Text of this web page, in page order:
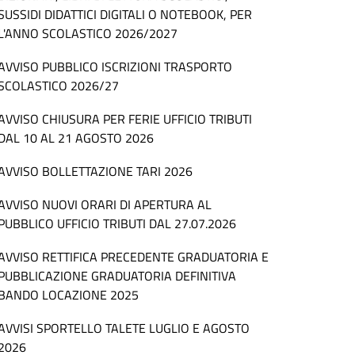
DIDATTICI DIGITALI O NOTEBOOK, PER
SCOLASTICO 2026/2027
PUBBLICO ISCRIZIONI TRASPORTO
2026/27
CHIUSURA PER FERIE UFFICIO TRIBUTI
10 AL 21 AGOSTO 2026
BOLLETTAZIONE TARI 2026
NUOVI ORARI DI APERTURA AL
UFFICIO TRIBUTI DAL 27.07.2026
RETTIFICA PRECEDENTE GRADUATORIA E
GRADUATORIA DEFINITIVA
LOCAZIONE 2025
SPORTELLO TALETE LUGLIO E AGOSTO